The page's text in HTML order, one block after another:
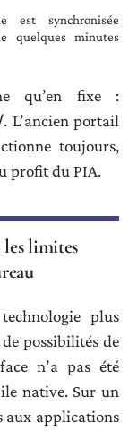
est synchronisée
quelques minutes
qu’en fixe :
. L’ancien portail
toujours,
profit du PIA.
limites
plus
possibilités de
n’a pas été
native. Sur un
aux applications